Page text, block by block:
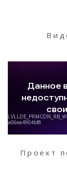
Проект